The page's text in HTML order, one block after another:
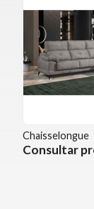
Chaisselongue
Consultar